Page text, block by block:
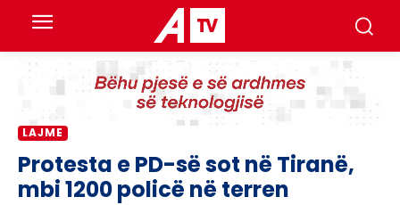
LAJME
Protesta e PD-së sot në Tiranë,
mbi 1200 policë në terren